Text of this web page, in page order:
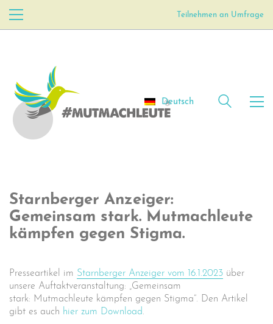
Teilnehmen an Umfrage
Deutsch
Starnberger Anzeiger:
Gemeinsam stark. Mutmachleute
kämpfen gegen Stigma.
Presseartikel im Starnberger Anzeiger vom 16.1.2023 über
unsere Auftaktveranstaltung: „Gemeinsam
stark: Mutmachleute kämpfen gegen Stigma“. Den Artikel
gibt es auch hier zum Download.